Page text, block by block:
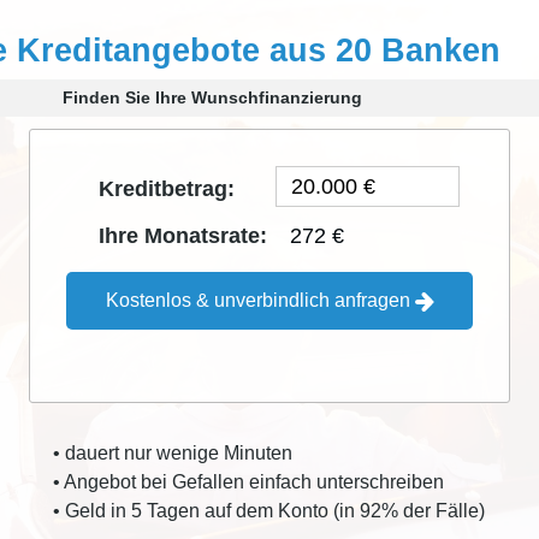
Kreditangebote aus 20 Banken
Finden Sie Ihre Wunschfinanzierung
Kreditbetrag:
Ihre Monatsrate:
272 €
Kostenlos & unverbindlich anfragen
• dauert nur wenige Minuten
• Angebot bei Gefallen einfach unterschreiben
• Geld in 5 Tagen auf dem Konto (in 92% der Fälle)